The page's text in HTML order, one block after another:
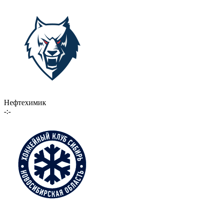
Нефтехимик
-:-